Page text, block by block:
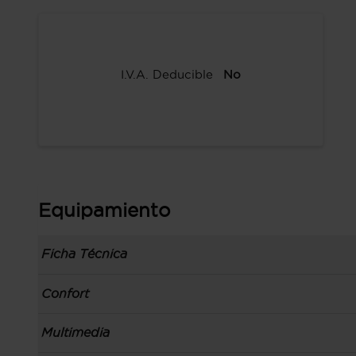
I.V.A. Deducible No
Equipamiento
Ficha Técnica
Información de la versión: número última lista
Carrocería tipo todoterreno con 5 puertas,
Confort
Toma/s de 12v en los asientos delanteros
Multimedia